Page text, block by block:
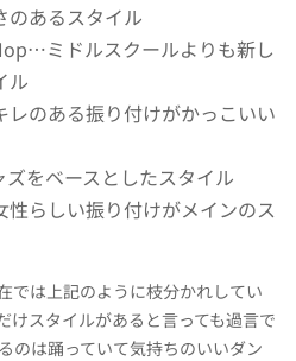
のあるスタイル
ミドルスクールよりも新し
ル
のある振り付けがかっこいい
をベースとしたスタイル
らしい振り付けがメインのス
では上記のように枝分かれしてい
けスタイルがあると言っても過言で
のは踊っていて気持ちのいいダン